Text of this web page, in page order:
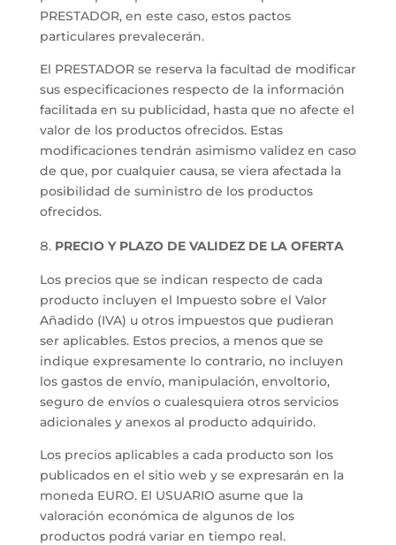
PRESTADOR, en este caso, estos pactos
particulares prevalecerán.
El PRESTADOR se reserva la facultad de modificar
sus especificaciones respecto de la información
facilitada en su publicidad, hasta que no afecte el
valor de los productos ofrecidos. Estas
modificaciones tendrán asimismo validez en caso
de que, por cualquier causa, se viera afectada la
posibilidad de suministro de los productos
ofrecidos.
PRECIO Y PLAZO DE VALIDEZ DE LA OFERTA
Los precios que se indican respecto de cada
producto incluyen el Impuesto sobre el Valor
Añadido (IVA) u otros impuestos que pudieran
ser aplicables. Estos precios, a menos que se
indique expresamente lo contrario, no incluyen
los gastos de envío, manipulación, envoltorio,
seguro de envíos o cualesquiera otros servicios
adicionales y anexos al producto adquirido.
Los precios aplicables a cada producto son los
publicados en el sitio web y se expresarán en la
moneda EURO. El USUARIO asume que la
valoración económica de algunos de los
productos podrá variar en tiempo real.